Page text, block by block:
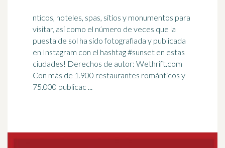
nticos, hoteles, spas, sitios y monumentos para
visitar, así como el número de veces que la
puesta de sol ha sido fotografiada y publicada
en Instagram con el hashtag#sunset en estas
ciudades! Derechos de autor: Wethrift.com
Con más de 1.900 restaurantes románticos y
75.000 publicac ...